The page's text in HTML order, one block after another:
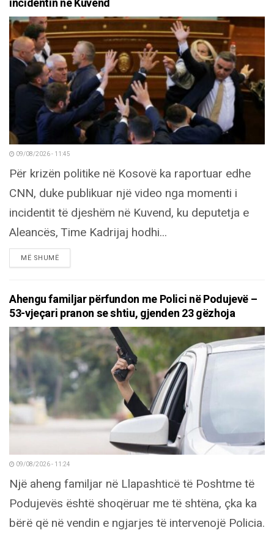
09/08/2026 - 11:45
Për krizën politike në Kosovë ka raportuar edhe
CNN, duke publikuar një video nga momenti i
incidentit të djeshëm në Kuvend, ku deputetja e
Aleancës, Time Kadrijaj hodhi...
MË SHUMËDETAILS
Ahengu familjar përfundon me Polici në Podujevë –
53-vjeçari pranon se shtiu, gjenden 23 gëzhoja
09/08/2026 - 11:24
Një aheng familjar në Llapashticë të Poshtme të
Podujevës është shoqëruar me të shtëna, çka ka
bërë që në vendin e ngjarjes të intervenojë Policia.